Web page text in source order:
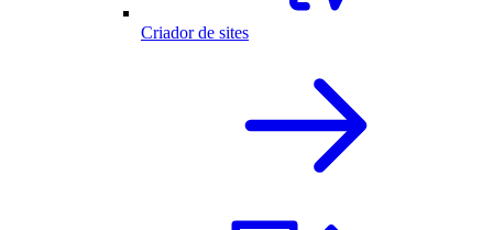
Criador de sites